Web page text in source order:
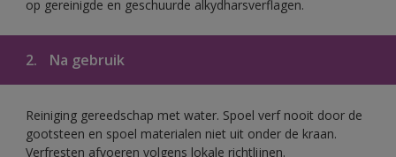
op gereinigde en geschuurde alkydharsverflagen.
2. Na gebruik
Reiniging gereedschap met water. Spoel verf nooit door de
gootsteen en spoel materialen niet uit onder de kraan.
Verfresten afvoeren volgens lokale richtlijnen.